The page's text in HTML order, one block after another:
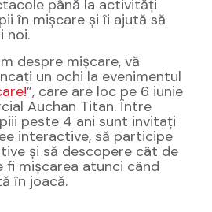
până la activități
în mișcare și îi ajută să
noi.
despre mișcare, vă
un ochi la evenimentul
”, care are loc pe 6 iunie
Auchan Titan. Între
peste 4 ani sunt invitați
interactive, să participe
și să descopere cât de
mișcarea atunci când
în joacă.